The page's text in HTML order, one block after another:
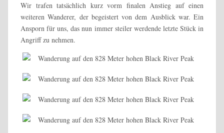
Wir trafen tatsächlich kurz vorm finalen Anstieg auf einen
weiteren Wanderer, der begeistert von dem Ausblick war. Ein
Ansporn für uns, das nun immer steiler werdende letzte Stück in
Angriff zu nehmen.